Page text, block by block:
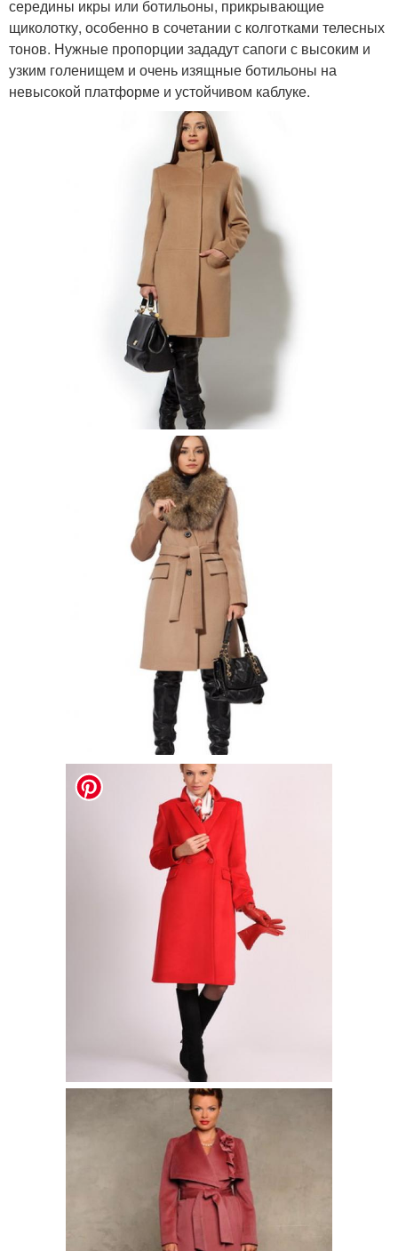
середины икры или ботильоны, прикрывающие
щиколотку, особенно в сочетании с колготками телесных
тонов. Нужные пропорции зададут сапоги с высоким и
узким голенищем и очень изящные ботильоны на
невысокой платформе и устойчивом каблуке.